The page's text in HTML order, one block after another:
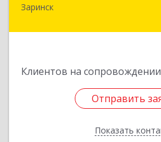
Заринск
Клиентов на сопровождении
Отправить
Показать
659100, Алтайский край,
Отправить
Назад